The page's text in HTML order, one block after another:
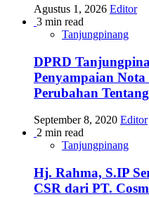
Agustus 1, 2026 Editor
3 min read
Tanjungpinang
DPRD
Penyampaian
Perubahan
September 8, 2020 Editor
2 min read
Tanjungpinang
Hj. Rahma, S.IP
CSR dari PT.